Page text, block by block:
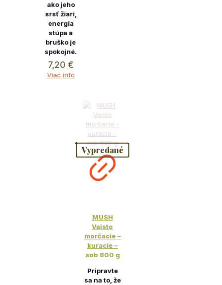
ako jeho
srsť žiari,
energia
stúpa a
bruško je
spokojné.
7,20 €
Viac info
Vypredané
MUSH
Vaisto
morčacie –
kuracie –
sob 800 g
Pripravte
sa na to, že